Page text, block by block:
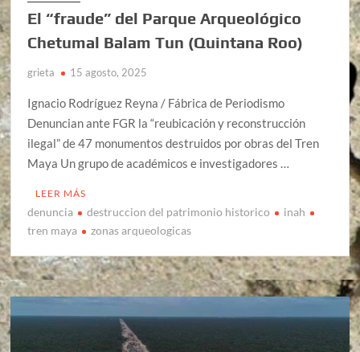
El “fraude” del Parque Arqueológico
Chetumal Balam Tun (Quintana Roo)
grieta 15 agosto, 2025
Ignacio Rodríguez Reyna / Fábrica de Periodismo
Denuncian ante FGR la “reubicación y reconstrucción
ilegal” de 47 monumentos destruidos por obras del Tren
Maya Un grupo de académicos e investigadores …
LEER MÁS
denuncia destruccion del patrimonio historico
inah
tren maya
zonas arqueologicas